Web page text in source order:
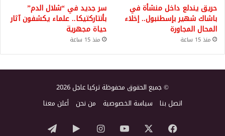
حريق يندلع داخل منشأة في
باشاك شهير بإسطنبول.. إخلاء
المحال المجاورة
منذ 15 ساعة
سر جديد في “شلال الدم”
بأنتاركتيكا.. علماء يكشفون آثار
حياة مجهرية
منذ 15 ساعة
© جميع الحقوق محفوظة تركيا عاجل 2026
اتصل بنا سياسة الخصوصية من نحن أعلن معنا
فيسبوك ‫YouTubeانستقرام‏Googleتيلقرام